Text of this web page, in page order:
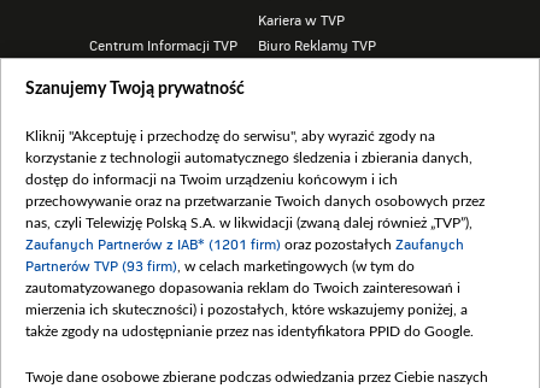
Kariera w TVP
Centrum Informacji TVP
Merchandising (znaki)
Biuro Reklamy TVP
Sklep TVP
BIP
REGULAMIN TVP.PL
POMOC
POLITYKA PRYWATNOŚCI
Szanujemy Twoją prywatność
Kliknij "Akceptuję i przechodzę do serwisu", aby wyrazić zgody na
korzystanie z technologii automatycznego śledzenia i zbierania danych,
dostęp do informacji na Twoim urządzeniu końcowym i ich
przechowywanie oraz na przetwarzanie Twoich danych osobowych przez
nas, czyli Telewizję Polską S.A. w likwidacji (zwaną dalej również „TVP”),
Zaufanych Partnerów z IAB* (1201 firm) oraz pozostałych Zaufanych
Partnerów TVP (93 firm) , w celach marketingowych (w tym do
zautomatyzowanego dopasowania reklam do Twoich zainteresowań i
mierzenia ich skuteczności) i pozostałych, które wskazujemy poniżej, a
także zgody na udostępnianie przez nas identyfikatora PPID do Google.
Twoje dane osobowe zbierane podczas odwiedzania przez Ciebie naszych